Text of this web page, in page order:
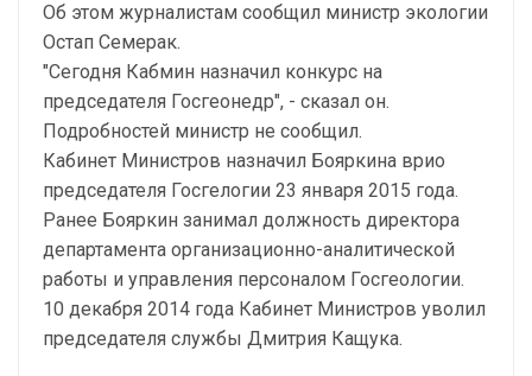
Об этом журналистам сообщил министр экологии
Остап Семерак.
"Сегодня Кабмин назначил конкурс на
председателя Госгеонедр", - сказал он.
Подробностей министр не сообщил.
Кабинет Министров назначил Бояркина врио
председателя Госгелогии 23 января 2015 года.
Ранее Бояркин занимал должность директора
департамента организационно-аналитической
работы и управления персоналом Госгеологии.
10 декабря 2014 года Кабинет Министров уволил
председателя службы Дмитрия Кащука.